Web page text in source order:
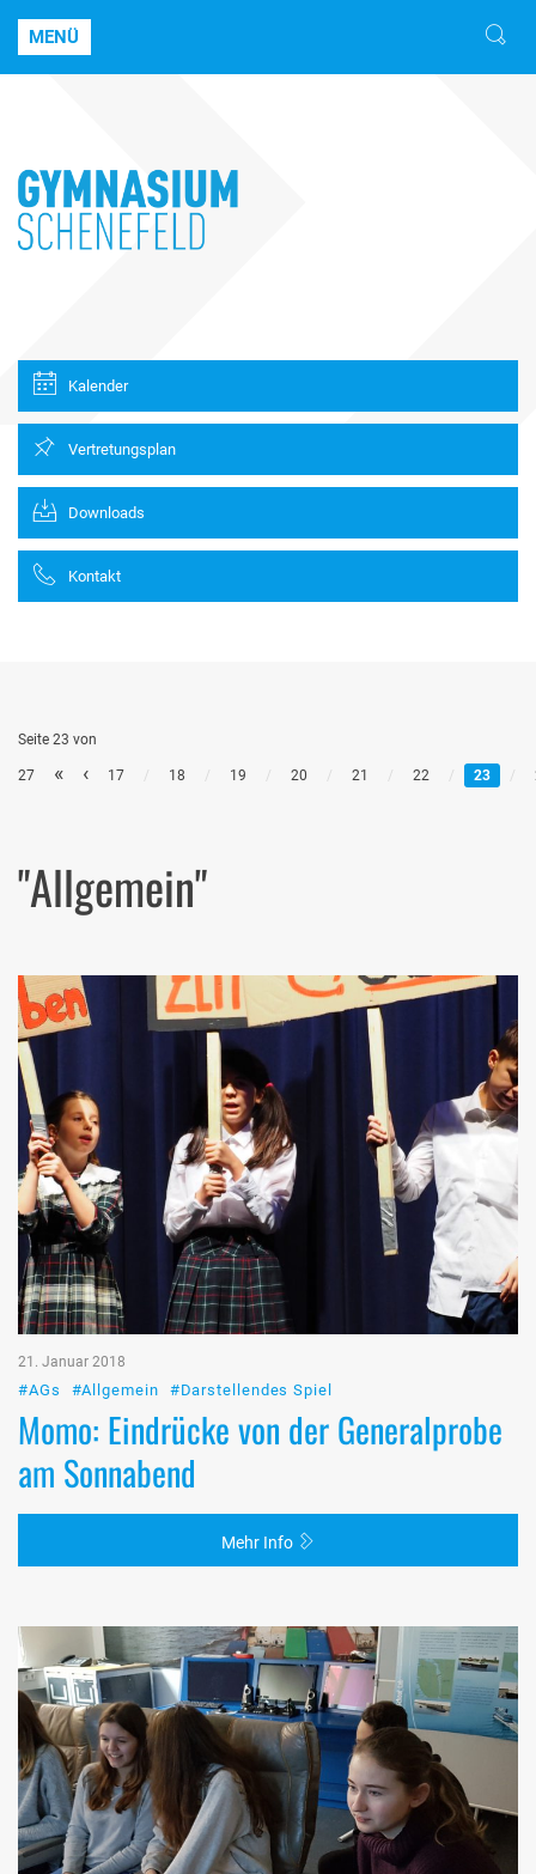
MENÜ
Kalender
Vertretungsplan
Downloads
Kontakt
Seite 23 von
27 « ‹ 17 / 18 / 19 / 20 / 21 / 22 / 23 /
"Allgemein"
21. Januar 2018
#AGs #Allgemein #Darstellendes Spiel
Momo: Eindrücke von der Generalprobe
am Sonnabend
Mehr Info